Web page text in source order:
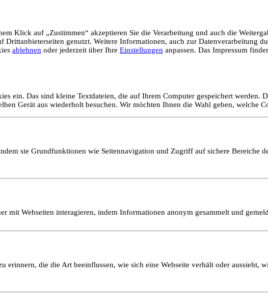
Klick auf „Zustimmen“ akzeptieren Sie die Verarbeitung und auch die
genutzt. Weitere Informationen, auch zur Datenverarbeitung
ablehnen oder jederzeit über Ihre Einstellungen anpassen. Das Impressum
ein. Das sind kleine Textdateien, die auf Ihrem Computer gespeichert werden.
Gerät aus wiederholt besuchen. Wir möchten Ihnen die Wahl geben, welche
sie Grundfunktionen wie Seitennavigation und Zugriff auf sichere Bereiche
mit Webseiten interagieren, indem Informationen anonym gesammelt und
erinnern, die die Art beeinflussen, wie sich eine Webseite verhält oder aussieht,